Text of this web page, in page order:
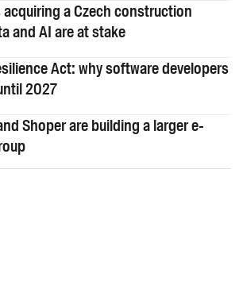
acquiring a Czech construction
and AI are at stake
Act: why software developers
2027
Shoper are building a larger e-